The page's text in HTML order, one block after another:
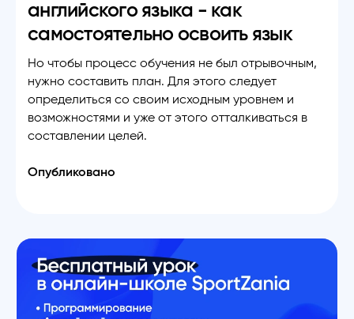
английского языка - как
самостоятельно освоить язык
Но чтобы процесс обучения не был отрывочным,
нужно составить план. Для этого следует
определиться со своим исходным уровнем и
возможностями и уже от этого отталкиваться в
составлении целей.
Опубликовано